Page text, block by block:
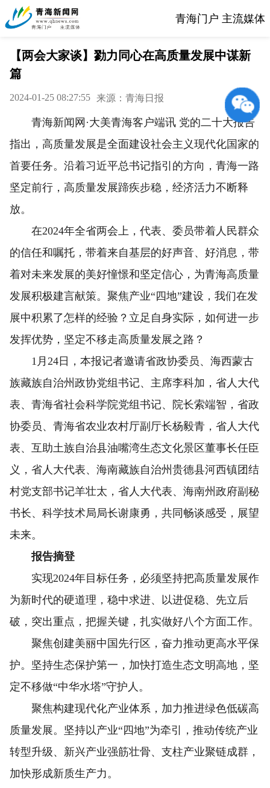
青海门户 主流媒体
【两会大家谈】勠力同心在高质量发展中谋新
篇
2024-01-25 08:27:55 来源：青海日报
青海新闻网·大美青海客户端讯 党的二十大报告
指出，高质量发展是全面建设社会主义现代化国家的
首要任务。沿着习近平总书记指引的方向，青海一路
坚定前行，高质量发展蹄疾步稳，经济活力不断释
放。
在2024年全省两会上，代表、委员带着人民群众
的信任和嘱托，带着来自基层的好声音、好消息，带
着对未来发展的美好憧憬和坚定信心，为青海高质量
发展积极建言献策。聚焦产业“四地”建设，我们在发
展中积累了怎样的经验？立足自身实际，如何进一步
发挥优势，坚定不移走高质量发展之路？
1月24日，本报记者邀请省政协委员、海西蒙古
族藏族自治州政协党组书记、主席李科加，省人大代
表、青海省社会科学院党组书记、院长索端智，省政
协委员、青海省农业农村厅副厅长杨毅青，省人大代
表、互助土族自治县油嘴湾生态文化景区董事长任臣
义，省人大代表、海南藏族自治州贵德县河西镇团结
村党支部书记羊壮太，省人大代表、海南州政府副秘
书长、科学技术局局长谢康勇，共同畅谈感受，展望
未来。
报告摘登
实现2024年目标任务，必须坚持把高质量发展作
为新时代的硬道理，稳中求进、以进促稳、先立后
破，突出重点，把握关键，扎实做好八个方面工作。
聚焦创建美丽中国先行区，奋力推动更高水平保
护。坚持生态保护第一，加快打造生态文明高地，坚
定不移做“中华水塔”守护人。
聚焦构建现代化产业体系，加力推进绿色低碳高
质量发展。坚持以产业“四地”为牵引，推动传统产业
转型升级、新兴产业强筋壮骨、支柱产业聚链成群，
加快形成新质生产力。